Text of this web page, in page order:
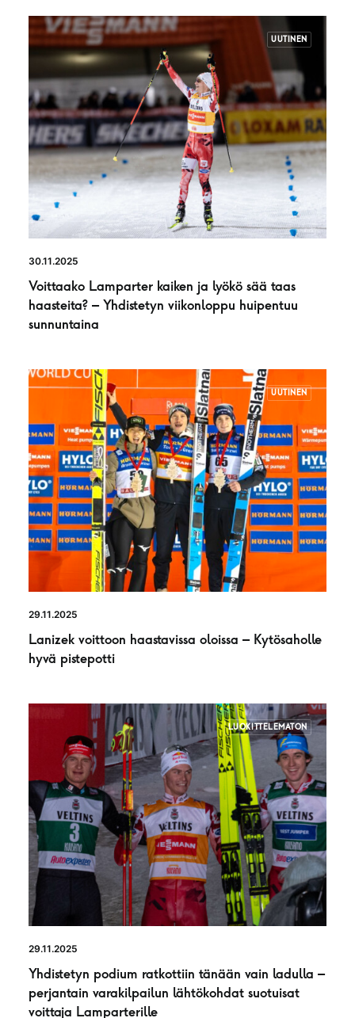
UUTINEN
30.11.2025
Voittaako Lamparter kaiken ja lyökö sää taas
haasteita? – Yhdistetyn viikonloppu huipentuu
sunnuntaina
UUTINEN
29.11.2025
Lanizek voittoon haastavissa oloissa – Kytösaholle
hyvä pistepotti
LUOKITTELEMATON
29.11.2025
Yhdistetyn podium ratkottiin tänään vain ladulla –
perjantain varakilpailun lähtökohdat suotuisat
voittaja Lamparterille